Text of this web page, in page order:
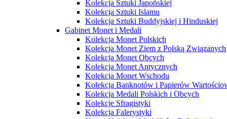
Kolekcja Sztuki Japońskiej
Kolekcja Sztuki Islamu
Kolekcja Sztuki Buddyjskiej i Hinduskiej
Gabinet Monet i Medali
Kolekcja Monet Polskich
Kolekcja Monet Ziem z Polską Związanych
Kolekcja Monet Obcych
Kolekcja Monet Antycznych
Kolekcja Monet Wschodu
Kolekcja Banknotów i Papierów
Kolekcja Medali Polskich i Obcych
Kolekcje Sfragistyki
Kolekcja Falerystyki